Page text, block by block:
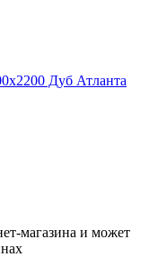
магазина и может